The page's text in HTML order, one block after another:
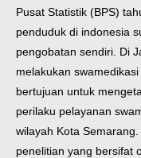
Pusat Statistik (BPS)
penduduk di indonesia
pengobatan sendiri. Di
melakukan
bertujuan untuk
perilaku pelayanan
wilayah Kota
penelitian yang bersifat